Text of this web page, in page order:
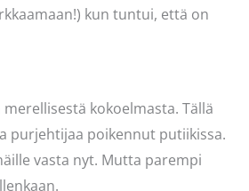
kun tuntui, että on
kokoelmasta. Tällä
purjehtijaa poikennut putiikissa.
vasta nyt. Mutta parempi